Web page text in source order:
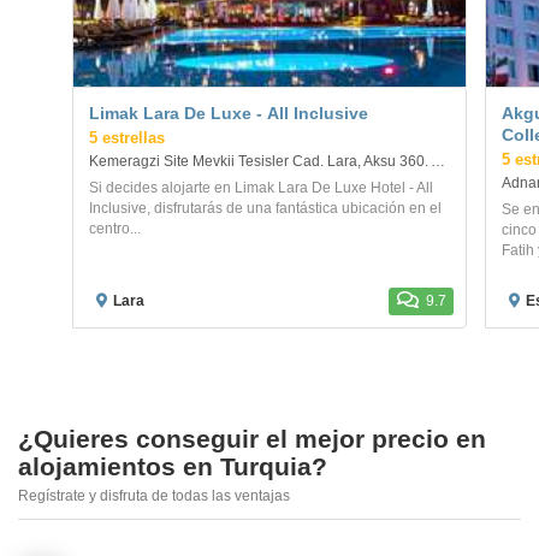
Limak Lara De Luxe - All Inclusive
5 estrellas
Si decides alojarte en Limak Lara De Luxe Hotel - All
Inclusive, disfrutarás de una fantástica ubicación en el
centro...
Lara 9.7
5
Se
Fatih
¿Quieres conseguir el mejor precio en
alojamientos en Turquia?
Regístrate y disfruta de todas las ventajas